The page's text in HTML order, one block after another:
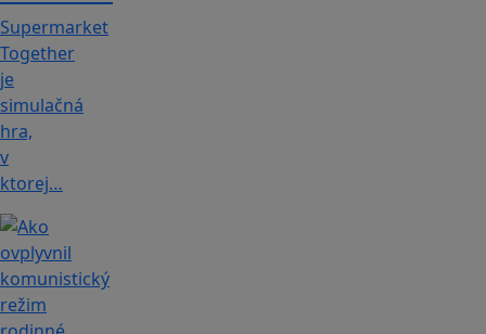
Supermarket
Together
je
simulačná
hra,
v
ktorej…